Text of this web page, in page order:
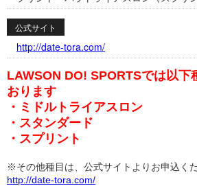
公式サイト
http://date-tora.com/
LAWSON DO! SPORTSでは以下
おります
・ミドルトライアスロン
・スタンダード
・スプリント
※その他種目は、公式サイトよりお申込く
http://date-tora.com/